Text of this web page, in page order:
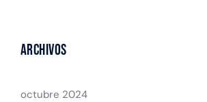
Archivos
octubre 2024